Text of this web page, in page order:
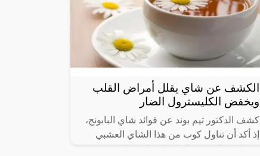
الكشف عن شاي يقلل أمراض القلب
ويخفض الكليسترول الضار
كشف الدكتور تيم بوند عن فوائد شاي البابونج،
إذ أكد أن تناول كوب من هذا الشاي العشبي